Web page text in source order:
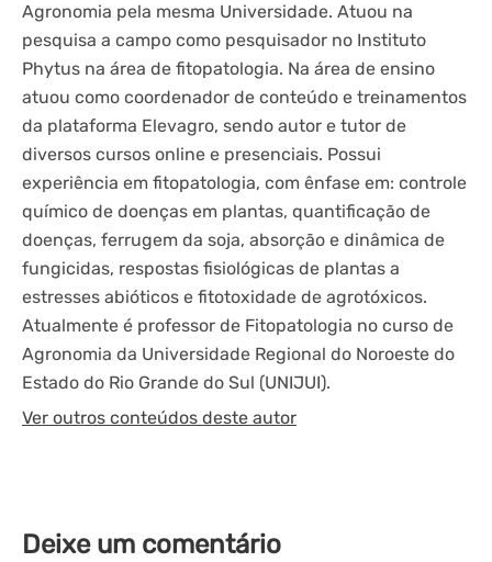
Agronomia pela mesma Universidade. Atuou na
pesquisa a campo como pesquisador no Instituto
Phytus na área de fitopatologia. Na área de ensino
atuou como coordenador de conteúdo e treinamentos
da plataforma Elevagro, sendo autor e tutor de
diversos cursos online e presenciais. Possui
experiência em fitopatologia, com ênfase em: controle
químico de doenças em plantas, quantificação de
doenças, ferrugem da soja, absorção e dinâmica de
fungicidas, respostas fisiológicas de plantas a
estresses abióticos e fitotoxidade de agrotóxicos.
Atualmente é professor de Fitopatologia no curso de
Agronomia da Universidade Regional do Noroeste do
Estado do Rio Grande do Sul (UNIJUI).
Ver outros conteúdos deste autor
Deixe um comentário